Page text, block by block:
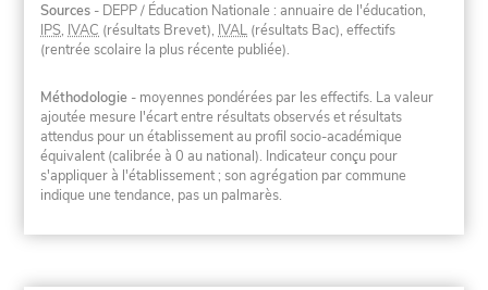
Sources - DEPP / Éducation Nationale : annuaire de l'éducation,
IPS, IVAC (résultats Brevet), IVAL (résultats Bac), effectifs
(rentrée scolaire la plus récente publiée).
Méthodologie - moyennes pondérées par les effectifs. La valeur
ajoutée mesure l'écart entre résultats observés et résultats
attendus pour un établissement au profil socio-académique
équivalent (calibrée à 0 au national). Indicateur conçu pour
s'appliquer à l'établissement ; son agrégation par commune
indique une tendance, pas un palmarès.